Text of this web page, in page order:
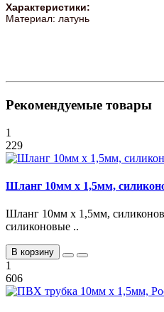
Характеристики:
Материал: латунь
Рекомендуемые товары
1
229
Шланг 10мм х 1,5мм,
Шланг 10мм х 1,5мм,
силиконовые ..
В корзину
1
606